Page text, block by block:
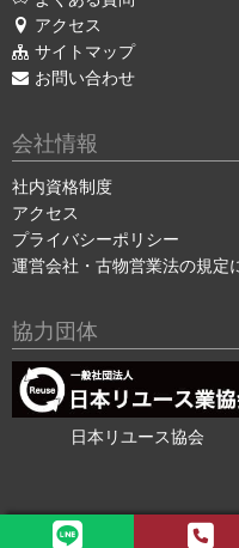
アクセス
サイトマップ
お問い合わせ
会社情報
社内資格制度
アクセス
プライバシーポリシー
運営会社・古物営業法の規定
協力団体
日本リユース協会